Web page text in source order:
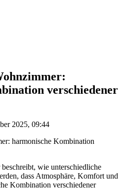
verschiedener
2025, 09:44
wie unterschiedliche
dass Atmosphäre, Komfort und
Kombination verschiedener